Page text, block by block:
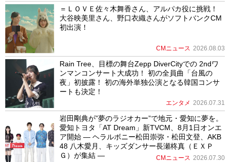
＝ＬＯＶＥ佐々木舞香さん、アルパカ役に挑戦！
大谷映美里さん、野口衣織さんがソフトバンクCM
初出演！
CMニュース 2026.08.03
Rain Tree、目標の舞台Zepp DiverCityでの 2ndワ
ンマンコンサート大成功！ 初の全員曲「台風の
夜」初披露！ 初の海外単独公演となる韓国コンサ
ートも決定！
エンタメ 2026.07.31
岩田剛典が”夢のラジオカー”で地元・愛知に夢を。
愛知トヨタ「AT Dream」新TVCM、8月1日オンエ
ア開始 ― ヘラルボニー松田崇弥・松田文登、AKB
48 八木愛月、キッズダンサー長瀬柊真（ＥＸＰ
Ｇ）が集結 ―
CMニュース 2026.07.30